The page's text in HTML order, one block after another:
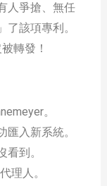
人爭搶、無任
該項專利。
轉發！
。
入新系統。
到。
理人。